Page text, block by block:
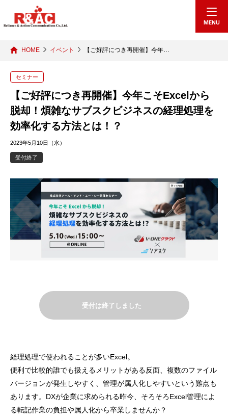
MENU
HOME イベント 【ご好評につき再開催】今年…
セミナー
【ご好評につき再開催】今年こそExcelから
脱却！煩雑なサブスクビジネスの経理処理を
効率化する方法とは！？
2023年5月10日（水）
受付終了
受付は終了しました
経理処理で使われることが多いExcel。
便利で比較的誰でも扱えるメリットがある反面、複数のファイル
バージョンが発生しやすく、管理が属人化しやすいという難点も
あります。DXが企業に求められる昨今、そろそろExcel管理によ
る転記作業の負担や属人化から卒業しませんか？